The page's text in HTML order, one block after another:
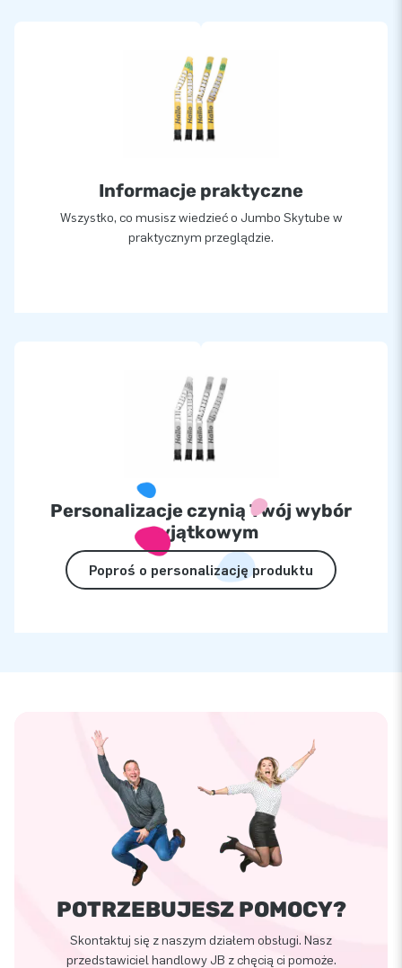
Informacje praktyczne
Wszystko, co musisz wiedzieć o Jumbo Skytube w
praktycznym przeglądzie.
Personalizacje czynią Twój wybór
wyjątkowym
Poproś o personalizację produktu
POTRZEBUJESZ POMOCY?
Skontaktuj się z naszym działem obsługi. Nasz
przedstawiciel handlowy JB z chęcią ci pomoże.